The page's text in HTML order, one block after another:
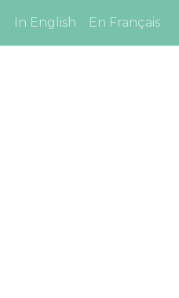
In English En Français